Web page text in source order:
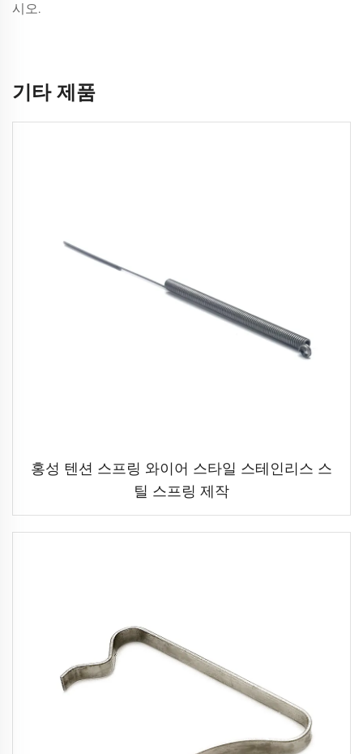
시오.
기타 제품
홍성 텐션 스프링 와이어 스타일 스테인리스 스
틸 스프링 제작